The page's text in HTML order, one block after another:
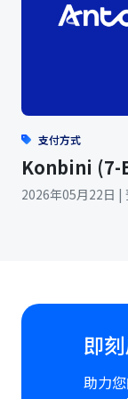
支付方式
Konbini (7-
2026年05月22日 |
即
助力